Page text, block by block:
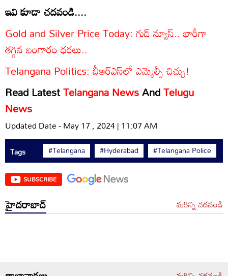
ఇవి కూడా చదవండి....
Gold and Silver Price Today: గుడ్ న్యూస్.. భారీగా
తగ్గిన బంగారం ధరలు..
Telangana Politics: బీఆర్‌ఎస్‌లో ఎమ్మెల్సీ చిచ్చు!
Read LatestTelangana NewsAndTelugu
News
Updated Date - May 17 , 2024 | 11:07 AM
Tags #Telangana #Hyderabad #Telangana Police
SUBSCRIBE
హైదరాబాద్ మరిన్ని చదవండి